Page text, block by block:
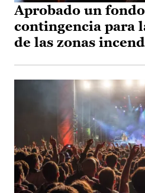
Aprobado un
contingencia para
de las zonas